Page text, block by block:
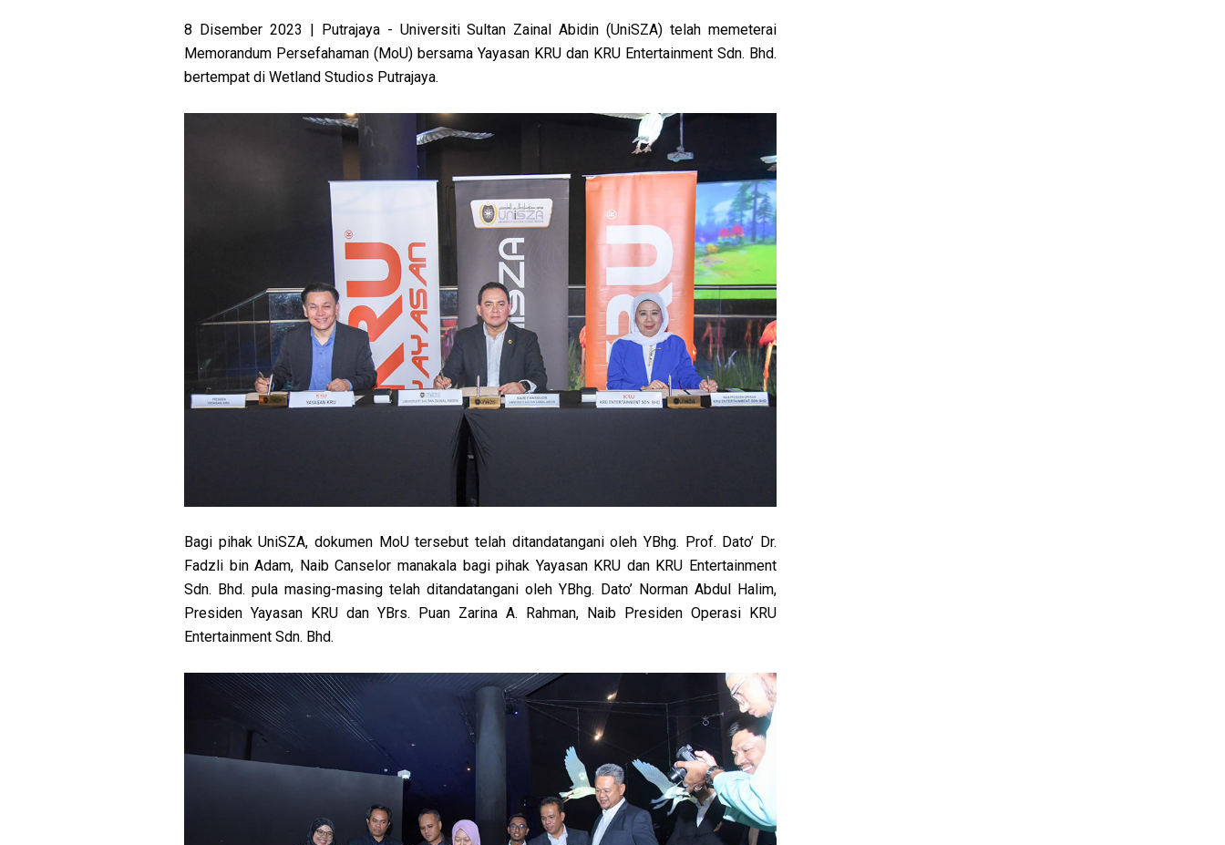
8 Disember 2023 | Putrajaya - Universiti Sultan Zainal Abidin (UniSZA) telah memeterai
Memorandum Persefahaman (MoU) bersama Yayasan KRU dan KRU Entertainment Sdn. Bhd.
bertempat di Wetland Studios Putrajaya.
Bagi pihak UniSZA, dokumen MoU tersebut telah ditandatangani oleh YBhg. Prof. Dato’ Dr.
Fadzli bin Adam, Naib Canselor manakala bagi pihak Yayasan KRU dan KRU Entertainment
Sdn. Bhd. pula masing-masing telah ditandatangani oleh YBhg. Dato’ Norman Abdul Halim,
Presiden Yayasan KRU dan YBrs. Puan Zarina A. Rahman, Naib Presiden Operasi KRU
Entertainment Sdn. Bhd.